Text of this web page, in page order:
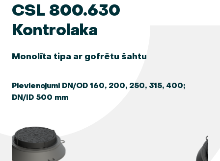
CSL 800.630
Kontrolaka
Monolīta tipa ar gofrētu šahtu
Pievienojumi DN/OD 160, 200, 250, 315, 400;
DN/ID 500 mm